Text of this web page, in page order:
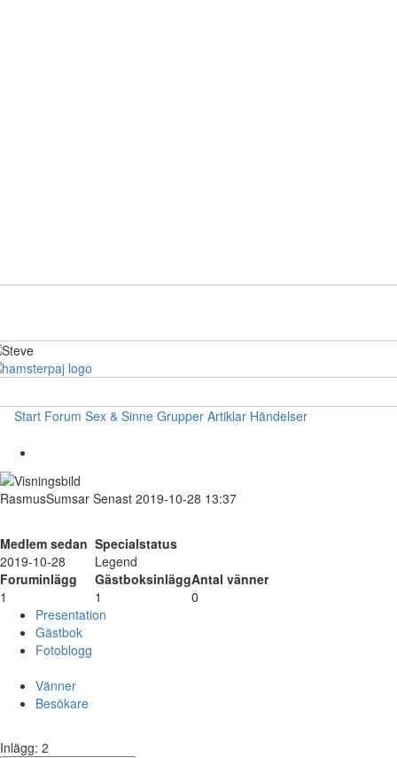
Start Forum Sex & Sinne Grupper Artiklar Händelser
RasmusSumsar Senast 2019-10-28 13:37
Medlem sedan Specialstatus
2019-10-28
Legend
Foruminlägg
GästboksinläggAntal vänner
1
1
0
Presentation
Gästbok
Fotoblogg
Vänner
Besökare
Inlägg: 2